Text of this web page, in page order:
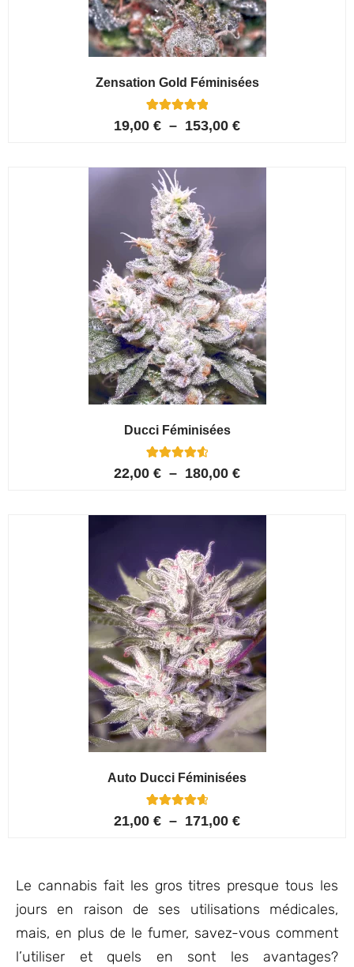
Zensation Gold Féminisées
Noté
5.00
6
notations
client
19,00 € – 153,00 €
Ducci Féminisées
6
notations
22,00 € – 180,00 €
Auto Ducci Féminisées
Noté
4
21,00 € – 171,00 €
Le cannabis fait les gros titres presque tous les
jours en raison de ses utilisations médicales,
mais, en plus de le fumer, savez-vous comment
l’utiliser et quels en sont les avantages?